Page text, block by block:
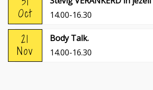
Oct
14.00-16.30
21
Nov
Body Talk.
14.00-16.30